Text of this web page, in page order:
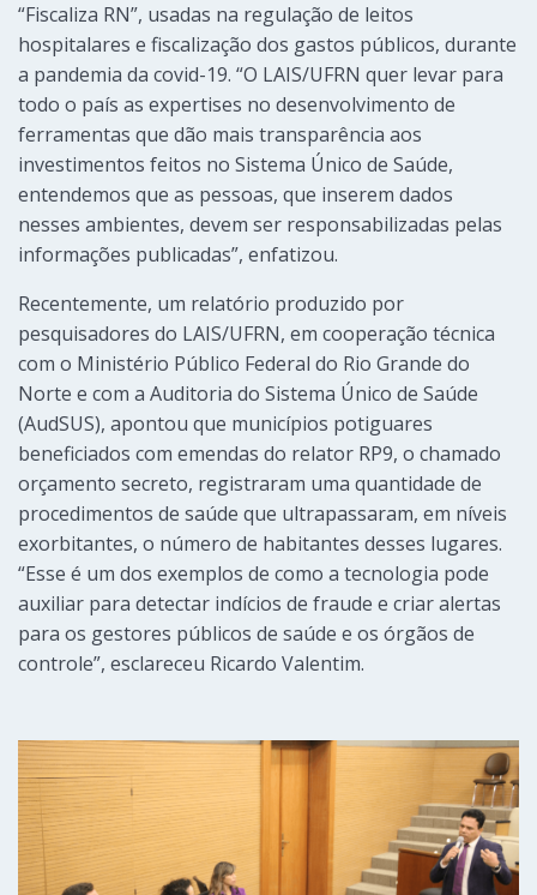
“Fiscaliza RN”, usadas na regulação de leitos
hospitalares e fiscalização dos gastos públicos, durante
a pandemia da covid-19. “O LAIS/UFRN quer levar para
todo o país as expertises no desenvolvimento de
ferramentas que dão mais transparência aos
investimentos feitos no Sistema Único de Saúde,
entendemos que as pessoas, que inserem dados
nesses ambientes, devem ser responsabilizadas pelas
informações publicadas”, enfatizou.
Recentemente, um relatório produzido por
pesquisadores do LAIS/UFRN, em cooperação técnica
com o Ministério Público Federal do Rio Grande do
Norte e com a Auditoria do Sistema Único de Saúde
(AudSUS), apontou que municípios potiguares
beneficiados com emendas do relator RP9, o chamado
orçamento secreto, registraram uma quantidade de
procedimentos de saúde que ultrapassaram, em níveis
exorbitantes, o número de habitantes desses lugares.
“Esse é um dos exemplos de como a tecnologia pode
auxiliar para detectar indícios de fraude e criar alertas
para os gestores públicos de saúde e os órgãos de
controle”, esclareceu Ricardo Valentim.